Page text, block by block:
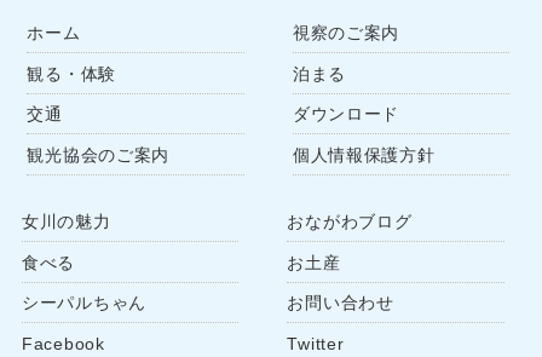
ホーム
観る・体験
交通
観光協会のご案内
視察のご案内
泊まる
ダウンロード
個人情報保護方針
女川の魅力
食べる
シーパルちゃん
Facebook
おながわブログ
お土産
お問い合わせ
Twitter